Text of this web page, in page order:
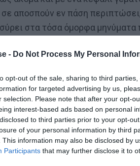
- Do Not Process My Personal
opt-out of the sale, sharing to third
for targeted advertising by us,
selection. Please note that after your opt-
interest-based ads based on personal
to third parties prior to your opt-
of your personal information by third
This information may also be disclosed by
Participants that may further disclose it to
αποσπούν εν πάση
στα τόσα όμορφα μηνύματα
σχολείο, όμως η μουσική του
την ημέρα που θα εμφανιστεί
στον κόσμο.
τον Ετιέν Καμαρά